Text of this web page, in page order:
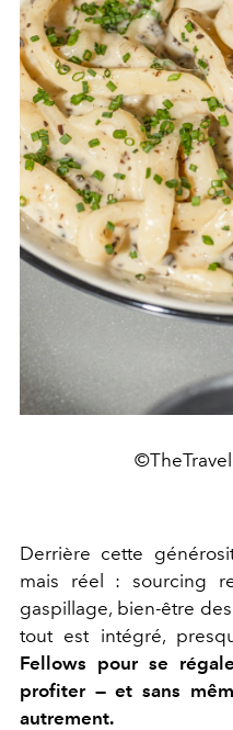
Derrière cette
mais réel : sourcing
gaspillage, bien-être
tout est intégré,
Fellows pour se
profiter — et sans
autrement.